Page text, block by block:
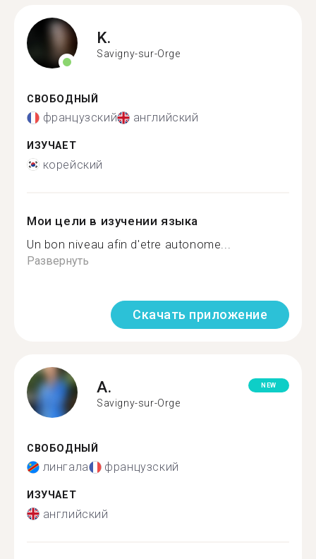
K.
Savigny-sur-Orge
СВОБОДНЫЙ
французский английский
ИЗУЧАЕТ
корейский
Мои цели в изучении языка
Un bon niveau afin d'etre autonome...
Развернуть
Скачать приложение
A.
Savigny-sur-Orge
NEW
СВОБОДНЫЙ
лингала французский
ИЗУЧАЕТ
английский